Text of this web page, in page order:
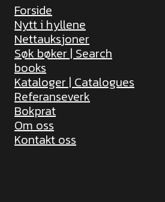
Forside
Nytt i hyllene
Nettauksjoner
Søk bøker | Search
books
Kataloger | Catalogues
Referanseverk
Bokprat
Om oss
Kontakt oss